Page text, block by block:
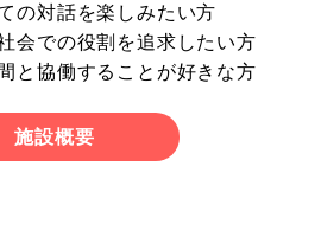
の対話を楽しみたい方
会での役割を追求したい方
と協働することが好きな方
施設概要